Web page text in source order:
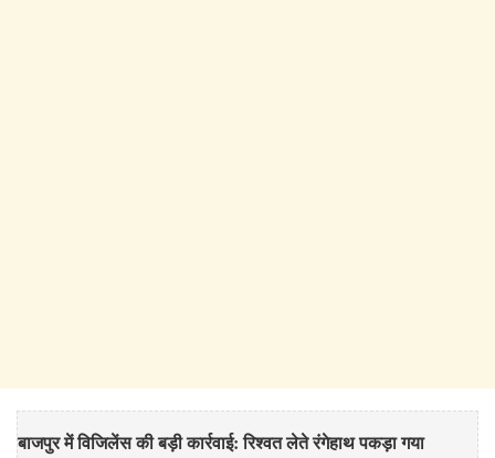
बाजपुर में विजिलेंस की बड़ी कार्रवाई: रिश्वत लेते रंगेहाथ पकड़ा गया